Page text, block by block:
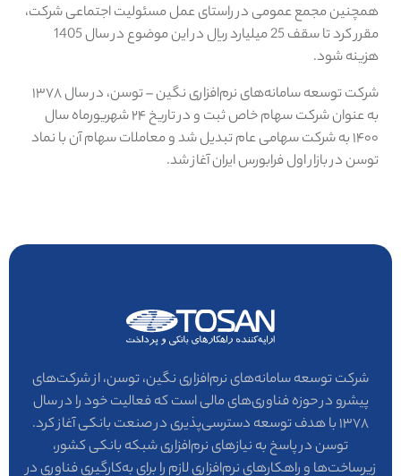
همچنین مجمع عمومی در راستای عمل مسئولیت اجتماعی شرکت،
مقرر کرد تا سقف 25 میلیارد ریال در این موضوع در سال 1405
هزینه شود.
شرکت توسعه سامانه‌های نرم‌افزاری نگین – توسن، در سال ۱۳۷۸
به عنوان شرکت سهام خاص ثبت و در تاریخ ۲۴ شهریورماه سال
۱۴۰۰ به شرکت سهامی عام تبدیل شد و معاملات سهام آن با نماد
توسن در بازار اول فرابورس ایران آغاز شد.
شرکت توسعه سامانه‌های نرم‌افزاری نگین، توسن، از شرکت‌های
پیشرو در حوزه فناوری‌های مالی است که فعالیت خود را در سال
۱۳۷۸ با هدف توسعه دسترسی‌پذیری در صنعت بانکی آغاز کرد.
توسن در پاسخ به نیازهای نرم‌افزاری شبکه بانکی کشور،
زیرساخت‌ها و راهکارهای نرم‌افزاری لازم را برای به‌کارگیری فناوری در